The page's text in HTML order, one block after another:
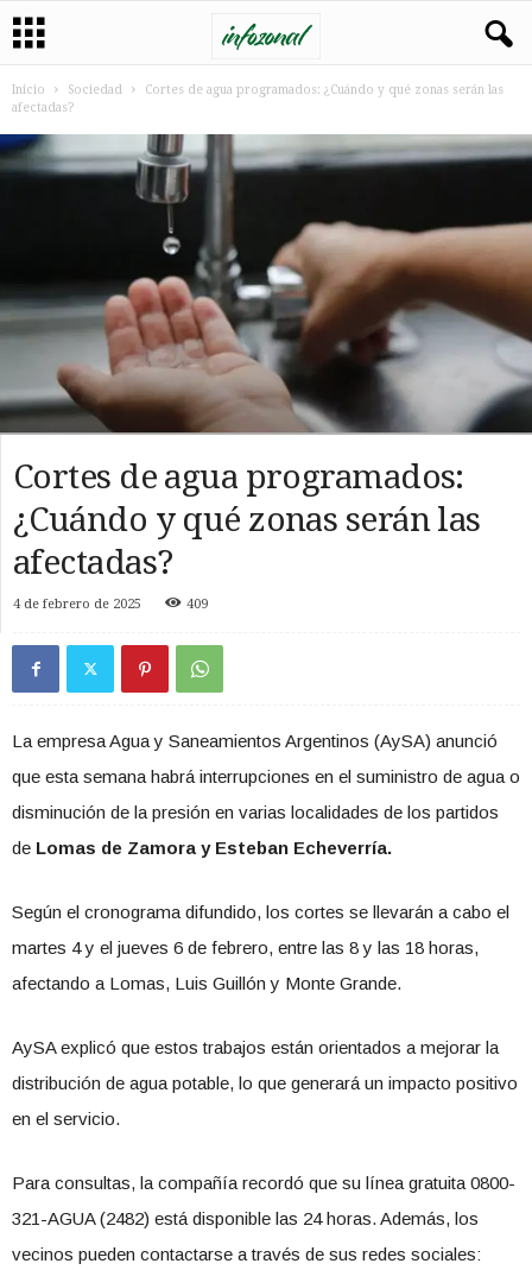
Inicio Sociedad
Cortes de agua programados: ¿Cuándo y qué zonas serán las
afectadas?
Cortes de agua programados:
¿Cuándo y qué zonas serán las
afectadas?
4 de febrero de 2025 409
La empresa Agua y Saneamientos Argentinos (AySA) anunció
que esta semana habrá interrupciones en el suministro de agua o
disminución de la presión en varias localidades de los partidos
de Lomas de Zamora y Esteban Echeverría.
Según el cronograma difundido, los cortes se llevarán a cabo el
martes 4 y el jueves 6 de febrero, entre las 8 y las 18 horas,
afectando a Lomas, Luis Guillón y Monte Grande.
AySA explicó que estos trabajos están orientados a mejorar la
distribución de agua potable, lo que generará un impacto positivo
en el servicio.
Para consultas, la compañía recordó que su línea gratuita 0800-
321-AGUA (2482) está disponible las 24 horas. Además, los
vecinos pueden contactarse a través de sus redes sociales: